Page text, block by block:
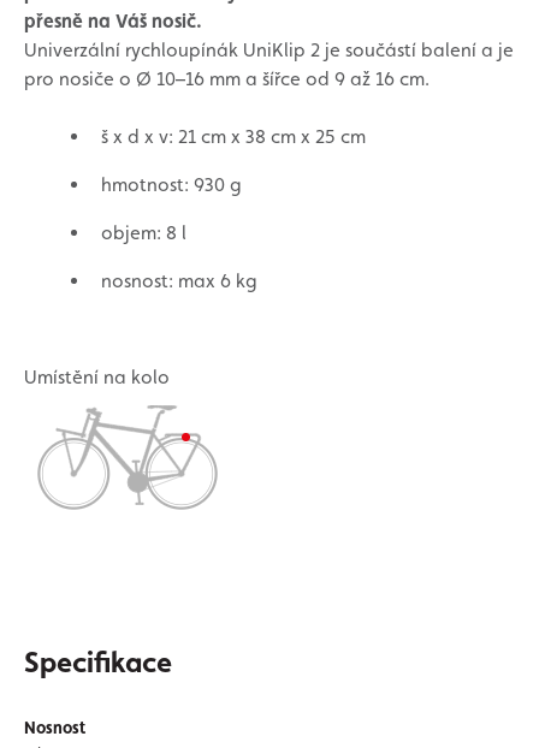
přesně na Váš nosič.
Univerzální rychloupínák UniKlip 2 je součástí balení a je
pro nosiče o Ø 10–16 mm a šířce od 9 až 16 cm.
š x d x v: 21 cm x 38 cm x 25 cm
hmotnost: 930 g
objem: 8 l
nosnost: max 6 kg
Umístění na kolo
Specifikace
Nosnost